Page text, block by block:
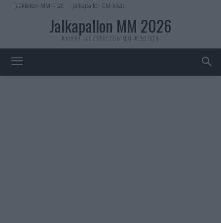
Jääkiekon MM-kisat Jalkapallon EM-kisat
Jalkapallon MM 2026
KAIKKI JALKAPALLON MM-KISOISTA